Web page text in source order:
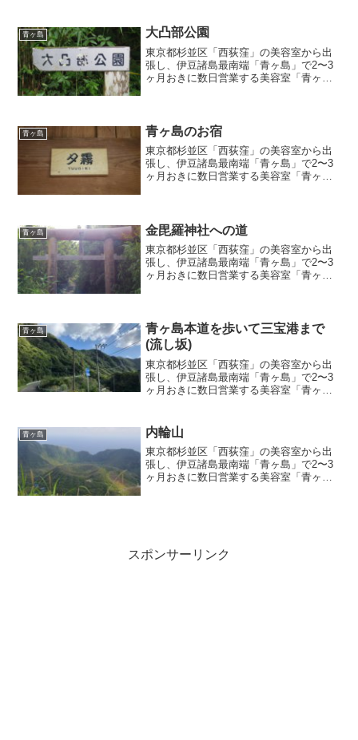
青ヶ島 大凸部公園
東京都杉並区「西荻窪」の美容室から出
張し、伊豆諸島最南端「青ヶ島」で2〜3
ヶ月おきに数日営業する美容室「青ヶ島
青ヶ島 青ヶ島のお宿
東京都杉並区「西荻窪」の美容室から出
張し、伊豆諸島最南端「青ヶ島」で2〜3
ヶ月おきに数日営業する美容室「青ヶ島
青ヶ島 金毘羅神社への道
東京都杉並区「西荻窪」の美容室から出
張し、伊豆諸島最南端「青ヶ島」で2〜3
ヶ月おきに数日営業する美容室「青ヶ島
青ヶ島
青ヶ島本道を歩いて三宝港まで
(流し坂)
東京都杉並区「西荻窪」の美容室から出
張し、伊豆諸島最南端「青ヶ島」で2〜3
ヶ月おきに数日営業する美容室「青ヶ島
青ヶ島 内輪山
東京都杉並区「西荻窪」の美容室から出
張し、伊豆諸島最南端「青ヶ島」で2〜3
ヶ月おきに数日営業する美容室「青ヶ島
スポンサーリンク